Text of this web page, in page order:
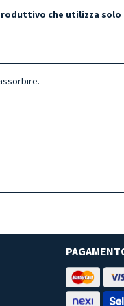
che utilizza solo